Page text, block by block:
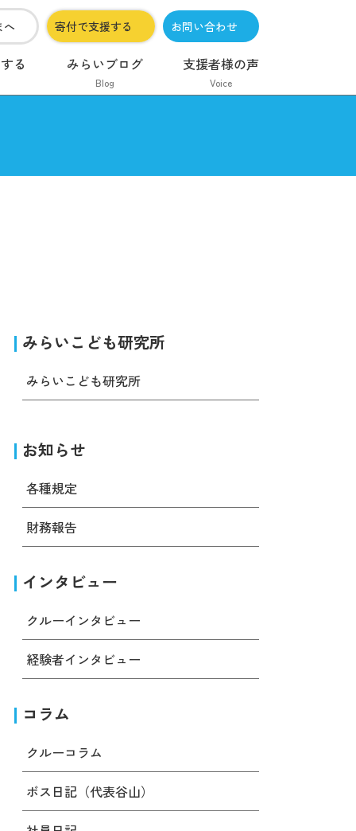
へ 寄付で支援する お問い合わせ
る みらいブログ
Blog
支援者様の声
Voice
みらいこども研究所
みらいこども研究所
お知らせ
各種規定
財務報告
インタビュー
クルーインタビュー
経験者インタビュー
コラム
クルーコラム
ボス日記（代表谷山）